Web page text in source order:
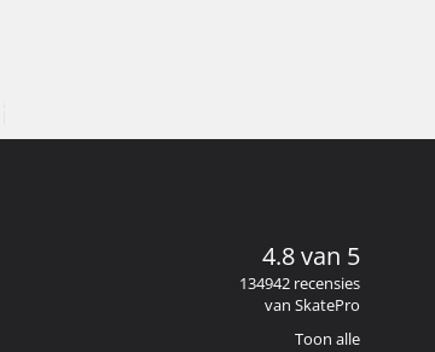
4.8 van 5
134942 recensies
van SkatePro
Toon alle